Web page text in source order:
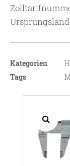
Ursprungsland
Kategorien
Tags